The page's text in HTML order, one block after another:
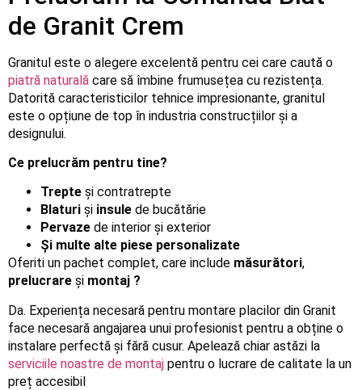
de Granit Crem
Granitul este o alegere excelentă pentru cei care caută o
piatră naturală care să îmbine frumusețea cu rezistența.
Datorită caracteristicilor tehnice impresionante, granitul
este o opțiune de top în industria construcțiilor și a
designului.
Ce prelucrăm pentru tine?
Trepte și contratrepte
Blaturi și insule de bucătărie
Pervaze de interior și exterior
Și multe alte piese personalizate
Oferiti un pachet complet, care include măsurători,
prelucrare și montaj ?
Da. Experiența necesară pentru montare placilor din Granit
face necesară angajarea unui profesionist pentru a obține o
instalare perfectă și fără cusur. Apelează chiar astăzi la
serviciile noastre de montaj pentru o lucrare de calitate la un
preț accesibil